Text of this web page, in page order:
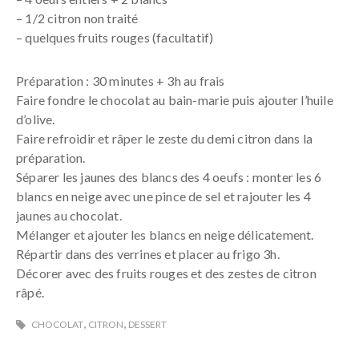
– 1/2 citron non traité
– quelques fruits rouges (facultatif)
Préparation : 30 minutes + 3h au frais
Faire fondre le chocolat au bain-marie puis ajouter l’huile
d’olive.
Faire refroidir et râper le zeste du demi citron dans la
préparation.
Séparer les jaunes des blancs des 4 oeufs : monter les 6
blancs en neige avec une pince de sel et rajouter les 4
jaunes au chocolat.
Mélanger et ajouter les blancs en neige délicatement.
Répartir dans des verrines et placer au frigo 3h.
Décorer avec des fruits rouges et des zestes de citron
râpé.
CHOCOLAT, CITRON, DESSERT